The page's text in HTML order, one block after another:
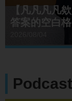
【凡凡凡凡
答案的空白
Podcast